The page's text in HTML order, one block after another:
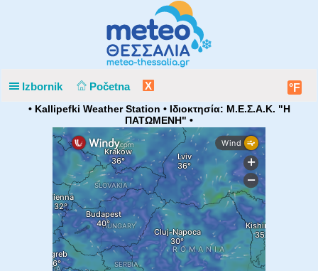
Izbornik Početna X °F
• Kallipefki Weather Station • Ιδιοκτησία: Μ.Ε.Σ.Α.Κ. "Η
ΠΑΤΩΜΕΝΗ" •